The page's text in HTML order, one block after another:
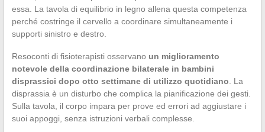
essa. La tavola di equilibrio in legno allena questa competenza
perché costringe il cervello a coordinare simultaneamente i
supporti sinistro e destro.
Resoconti di fisioterapisti osservano un miglioramento
notevole della coordinazione bilaterale in bambini
disprassici dopo otto settimane di utilizzo quotidiano . La
disprassia è un disturbo che complica la pianificazione dei gesti.
Sulla tavola, il corpo impara per prove ed errori ad aggiustare i
suoi appoggi, senza istruzioni verbali complesse.